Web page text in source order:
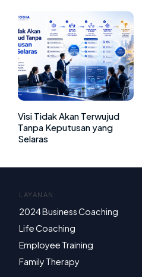
Visi Tidak Akan Terwujud
Tanpa Keputusan yang
Selaras
LAYANAN
2024 Business Coaching
Life Coaching
Employee Training
Family Therapy